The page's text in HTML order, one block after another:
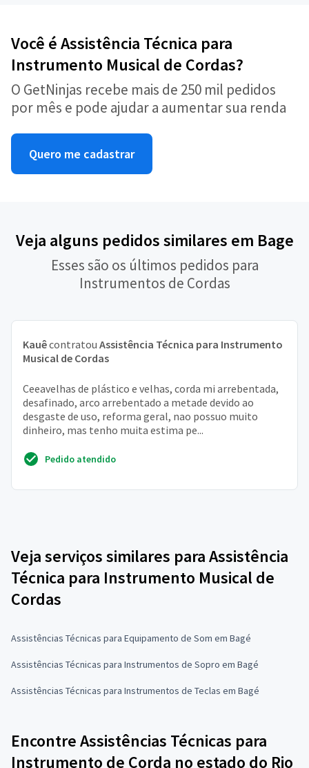
Você é Assistência Técnica para
Instrumento Musical de Cordas?
O GetNinjas recebe mais de 250 mil pedidos
por mês e pode ajudar a aumentar sua renda
Quero me cadastrar
Veja alguns pedidos similares em Bage
Esses são os últimos pedidos para
Instrumentos de Cordas
Kauêcontratou Assistência Técnica para Instrumento
Musical de Cordas
Ceeavelhas de plástico e velhas, corda mi arrebentada,
desafinado, arco arrebentado a metade devido ao
desgaste de uso, reforma geral, nao possuo muito
dinheiro, mas tenho muita estima pe...
Pedido atendido
Veja serviços similares para Assistência
Técnica para Instrumento Musical de
Cordas
Assistências Técnicas para Equipamento de Som em Bagé
Assistências Técnicas para Instrumentos de Sopro em Bagé
Assistências Técnicas para Instrumentos de Teclas em Bagé
Encontre Assistências Técnicas para
Instrumento de Corda no estado do Rio